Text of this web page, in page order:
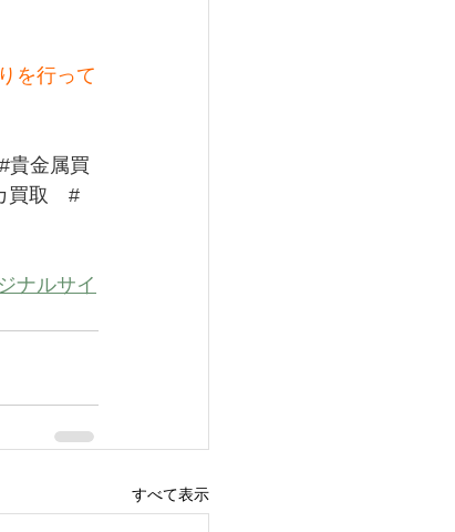
を行って
#貴金属買
買取
#
ナルサイ
すべて表示